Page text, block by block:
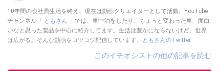
10年間の会社員生活を終え、現在は動画クリエイターとして活動。YouTube
チャンネル「 ともさん 」では、車中泊をしたり、ちょっと変わった車、面白
いなと思った製品を中心に紹介してます。生活は豊かにならないけど、世界
は広がる。そんな動画をコツコツ配信しています。
ともさんのTwitter
このイチオシストの他の記事を読む